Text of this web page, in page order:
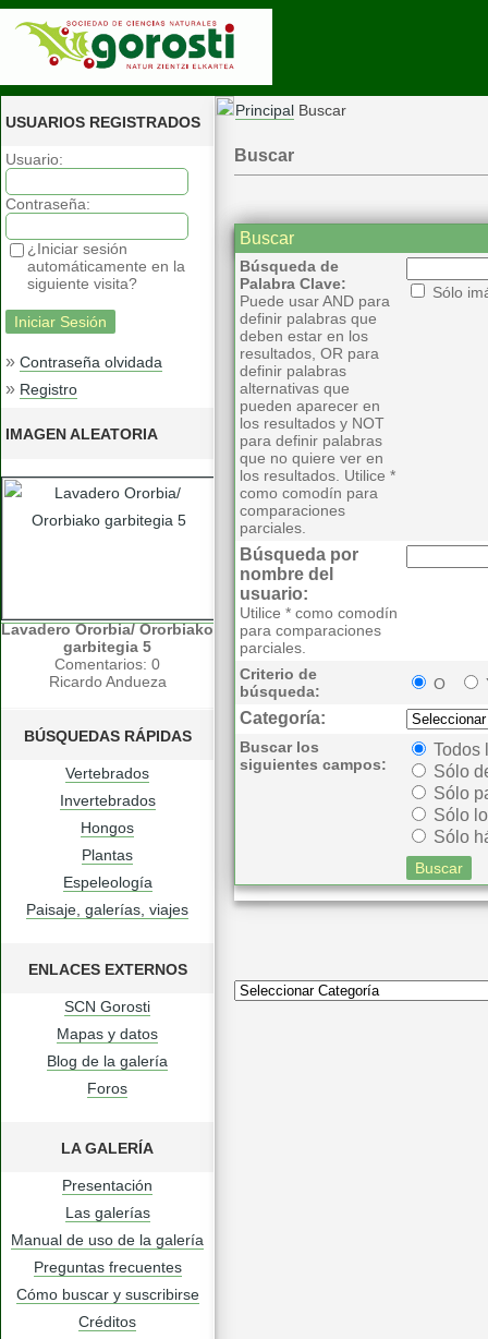
USUARIOS REGISTRADOS
Usuario:
Contraseña:
¿Iniciar sesión
automáticamente en la
siguiente visita?
» Contraseña olvidada
» Registro
IMAGEN ALEATORIA
Lavadero Ororbia/ Ororbiako
garbitegia 5
Comentarios: 0
Ricardo Andueza
BÚSQUEDAS RÁPIDAS
Vertebrados
Invertebrados
Hongos
Plantas
Espeleología
Paisaje, galerías, viajes
ENLACES EXTERNOS
SCN Gorosti
Mapas y datos
Blog de la galería
Foros
LA GALERÍA
Presentación
Las galerías
Manual de uso de la galería
Preguntas frecuentes
Cómo buscar y suscribirse
Créditos
Principal Buscar
Buscar
Buscar
Búsqueda de
Palabra Clave:
Puede usar AND para
definir palabras que
deben estar en los
resultados, OR para
definir palabras
alternativas que
pueden aparecer en
los resultados y NOT
para definir palabras
que no quiere ver en
los resultados. Utilice *
como comodín para
comparaciones
parciales.
Sólo
Búsqueda por
nombre del
usuario:
Utilice * como comodín
para comparaciones
parciales.
Criterio de
búsqueda:
O
Categoría:
Buscar los
siguientes campos:
Todos
Sólo
Sólo
Sólo
Sólo